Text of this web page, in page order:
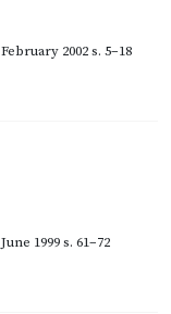
February 2002s. 5–18
June 1999s. 61–72